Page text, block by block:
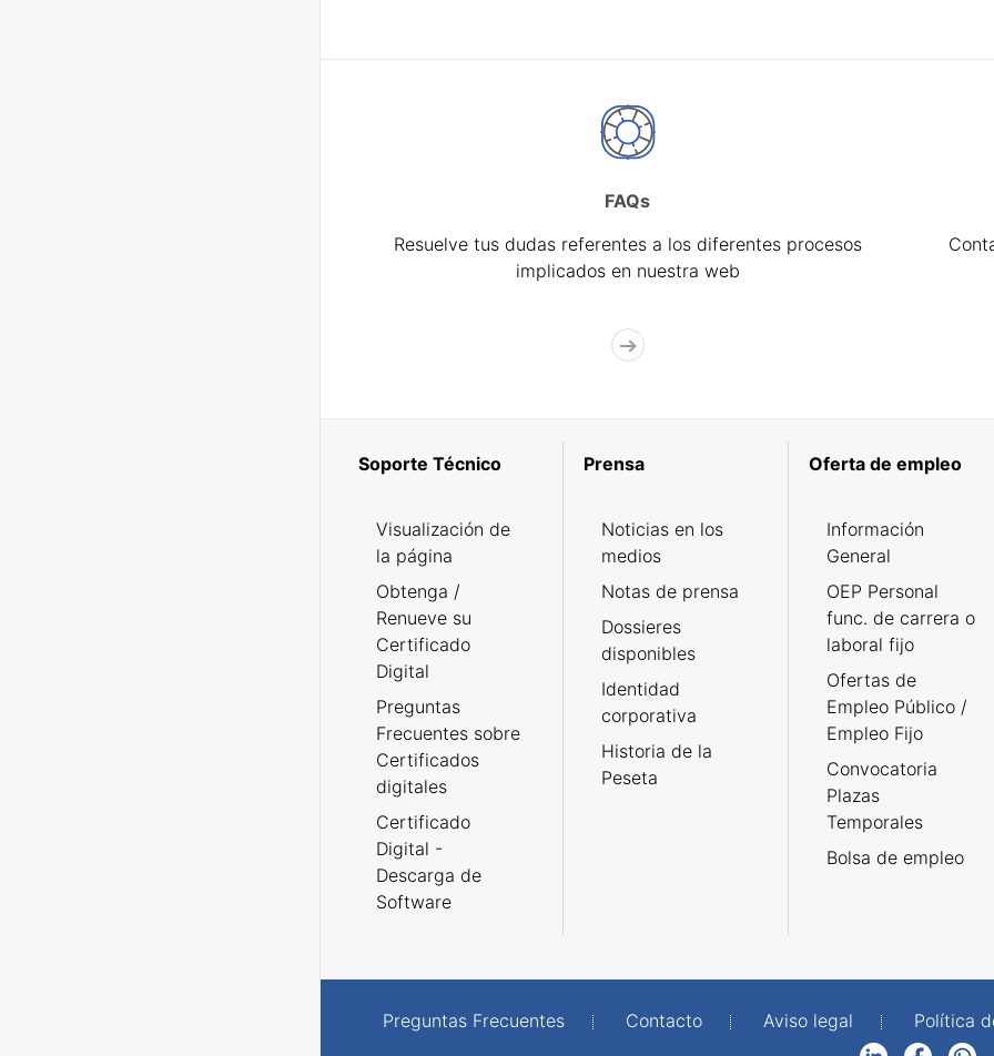
FAQs
Resuelve tus dudas referentes a los diferentes procesos
implicados en nuestra web
Soporte Técnico
Visualización de
la página
Obtenga /
Renueve su
Certificado
Digital
Preguntas
Frecuentes sobre
Certificados
digitales
Certificado
Digital -
Descarga de
Software
Prensa
Noticias en los
medios
Notas de prensa
Dossieres
disponibles
Identidad
corporativa
Historia de la
Peseta
Oferta de empleo
Información
General
OEP Personal
func. de carrera o
laboral fijo
Ofertas de
Empleo Público /
Empleo Fijo
Convocatoria
Plazas
Temporales
Bolsa de empleo
Preguntas Frecuentes Contacto Aviso legal Política